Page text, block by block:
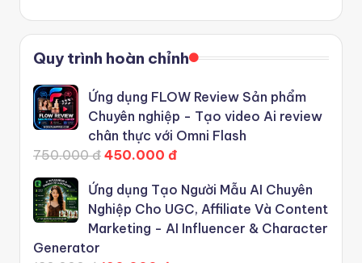
Quy trình hoàn chỉnh
Ứng dụng FLOW Review Sản phẩm
Chuyên nghiệp - Tạo video Ai review
chân thực với Omni Flash
750.000 đ 450.000 đ
Ứng dụng Tạo Người Mẫu AI Chuyên
Nghiệp Cho UGC, Affiliate Và Content
Marketing - AI Influencer & Character
Generator